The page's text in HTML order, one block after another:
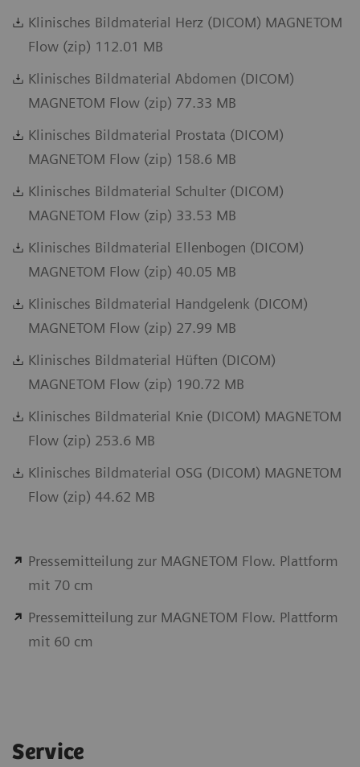
Klinisches Bildmaterial Herz (DICOM) MAGNETOM
Flow (zip) 112.01 MB
Klinisches Bildmaterial Abdomen (DICOM)
MAGNETOM Flow (zip) 77.33 MB
Klinisches Bildmaterial Prostata (DICOM)
MAGNETOM Flow (zip) 158.6 MB
Klinisches Bildmaterial Schulter (DICOM)
MAGNETOM Flow (zip) 33.53 MB
Klinisches Bildmaterial Ellenbogen (DICOM)
MAGNETOM Flow (zip) 40.05 MB
Klinisches Bildmaterial Handgelenk (DICOM)
MAGNETOM Flow (zip) 27.99 MB
Klinisches Bildmaterial Hüften (DICOM)
MAGNETOM Flow (zip) 190.72 MB
Klinisches Bildmaterial Knie (DICOM) MAGNETOM
Flow (zip) 253.6 MB
Klinisches Bildmaterial OSG (DICOM) MAGNETOM
Flow (zip) 44.62 MB
Pressemitteilung zur MAGNETOM Flow. Plattform
mit 70 cm
Pressemitteilung zur MAGNETOM Flow. Plattform
mit 60 cm
Service